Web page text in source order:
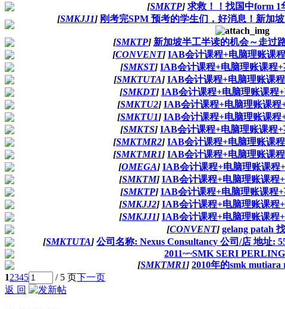
[SMKTP] 求救！！找国中form 1
[SMKJJ1] 刚考完SPM 预考的学生们，好消息！新加
[SMKTP] 新加坡半工半读的机会～走过
[CONVENT] IAB会计课程+电脑理账课
[SMKST] IAB会计课程+电脑理账课程
[SMKTUTA] IAB会计课程+电脑理账课
[SMKDT] IAB会计课程+电脑理账课程
[SMKTU2] IAB会计课程+电脑理账课程
[SMKTU1] IAB会计课程+电脑理账课程
[SMKTS] IAB会计课程+电脑理账课程
[SMKTMR2] IAB会计课程+电脑理账课
[SMKTMR1] IAB会计课程+电脑理账课
[OMEGA] IAB会计课程+电脑理账课程
[SMKTM] IAB会计课程+电脑理账课程
[SMKTP] IAB会计课程+电脑理账课程
[SMKJJ2] IAB会计课程+电脑理账课程
[SMKJJ1] IAB会计课程+电脑理账课程
[CONVENT] gelang patah
[SMKTUTA] 公司名称: Nexus Consultancy 公司/店 地址:
2011~~SMK SERI
[SMKTMR1] 2010年的smk mutiara
12345 / 5 页下一页
返 回